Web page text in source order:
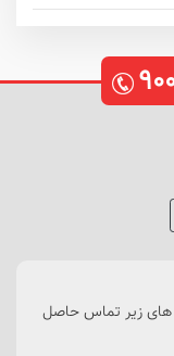
زیر تماس حاصل